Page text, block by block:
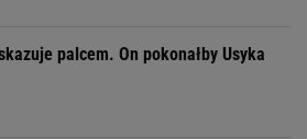
palcem. On pokonałby Usyka